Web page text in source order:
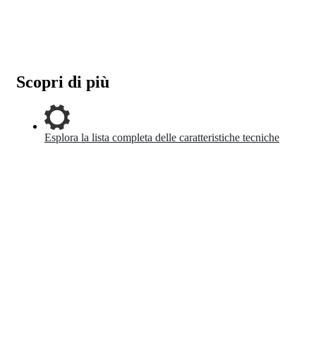
Scopri di più
Esplora la lista completa delle caratteristiche tecniche